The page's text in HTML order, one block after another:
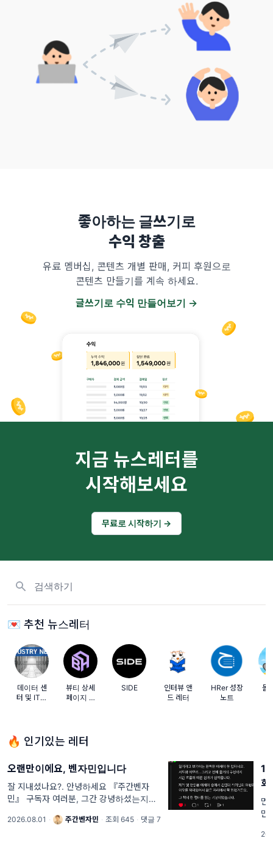
좋아하는 글쓰기로
수익 창출
유료 멤버십, 콘텐츠 개별 판매, 커피 후원으로
콘텐츠 만들기를 계속 하세요.
글쓰기로 수익 만들어보기 →
지금 뉴스레터를
시작해보세요
무료로 시작하기 →
뉴스레터, 태그 검색하기
💌 추천 뉴스레터
데이터 센
터 및 IT업
뷰티 상세
페이지 전
SIDE
인터뷰 앤
드 레터
HRer 성장
노트
돌
🔥 인기있는 레터
오랜만이에요, 벤자민입니다
잘 지내셨나요?. 안녕하세요 『주간벤자
민』 구독자 여러분, 그간 강녕하셨는지요.
작스레 발행을 멈춘지 벌써 6개월이나 지났
2026.08.01 · 주간벤자민 · 조회 645 · 댓글 7
회
면
만
열